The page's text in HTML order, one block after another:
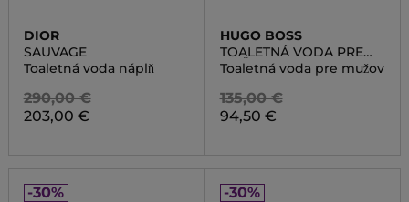
DIOR
SAUVAGE
Toaletná voda náplň
290,00 €
203,00 €
HUGO BOSS
TOALETNÁ VODA PRE
MUŽOV
Toaletná voda pre mužov
135,00 €
94,50 €
-30% -30%